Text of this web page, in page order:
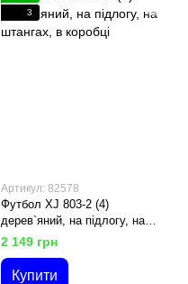
3
Артикул: 82578
Футбол XJ 803-2 (4)
дерев`яний, на підлогу, на
штангах, в коробці
2 149 грн
Купити